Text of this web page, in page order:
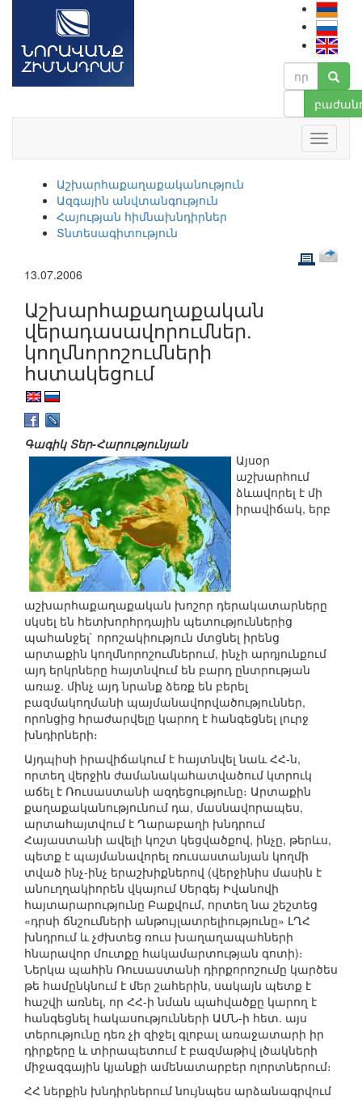
Աշխարհաքաղաքականություն
Ազգային անվտանգություն
Հայության հիմնախնդիրներ
Տնտեսագիտություն
13.07.2006
Աշխարհաքաղաքական
վերադասավորումներ.
կողմնորոշումների
հստակեցում
Գագիկ Տեր-Հարությունյան
Այսօր
աշխարհում
ձևավորել է մի
իրավիճակ, երբ
աշխարհաքաղաքական խոշոր դերակատարները
սկսել են հետխորհրդային պետություններից
պահանջել` որոշակիություն մտցնել իրենց
արտաքին կողմնորոշումներում, ինչի արդյունքում
այդ երկրները հայտնվում են բարդ ընտրության
առաջ. մինչ այդ նրանք ձեռք են բերել
բազմակողմանի պայմանավորվածություններ,
որոնցից հրաժարվելը կարող է հանգեցնել լուրջ
խնդիրների։
Այդպիսի իրավիճակում է հայտնվել նաև ՀՀ-ն,
որտեղ վերջին ժամանակահատվածում կտրուկ
աճել է Ռուսաստանի ազդեցությունը։ Արտաքին
քաղաքականությունում դա, մասնավորապես,
արտահայտվում է Ղարաբաղի խնդրում
Հայաստանի ավելի կոշտ կեցվածքով, ինչը, թերևս,
պետք է պայմանավորել ռուսաստանյան կողմի
տված ինչ-ինչ երաշխիքներով (վերջինիս մասին է
անուղղակիորեն վկայում Սերգեյ Իվանովի
հայտարարությունը Բաքվում, որտեղ նա շեշտեց
«դրսի ճնշումների անթույլատրելիությունը» ԼՂՀ
խնդրում և չժխտեց ռուս խաղաղապահների
հնարավոր մուտքը հակամարտության գոտի)։
Ներկա պահին Ռուսաստանի դիրքորոշումը կարծես
թե համընկնում է մեր շահերին, սակայն պետք է
հաշվի առնել, որ ՀՀ-ի նման պահվածքը կարող է
հանգեցնել հակասությունների ԱՄՆ-ի հետ. այս
տերությունը դեռ չի զիջել գլոբալ առաջատարի իր
դիրքերը և տիրապետում է բազմաթիվ լծակների
միջազգային կյանքի ամենատարբեր ոլորտներում։
ՀՀ ներքին խնդիրներում նույնպես արձանագրվում